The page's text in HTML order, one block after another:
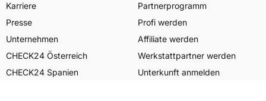
Karriere
Presse
Unternehmen
CHECK24 Österreich
CHECK24 Spanien
Partnerprogramm
Profi werden
Affiliate werden
Werkstattpartner werden
Unterkunft anmelden